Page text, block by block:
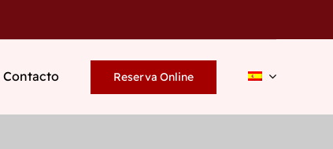
Contacto Reserva Online